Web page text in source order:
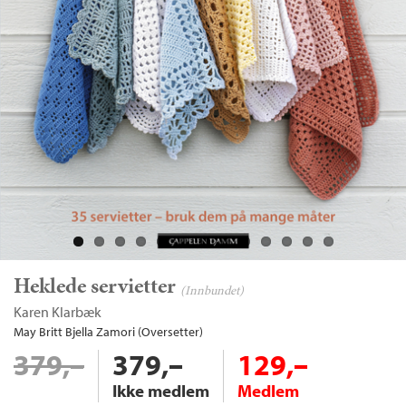
Heklede servietter (Innbundet)
Karen Klarbæk
May Britt Bjella Zamori (Oversetter)
379,– 379,–
Ikke medlem
129,–
Medlem